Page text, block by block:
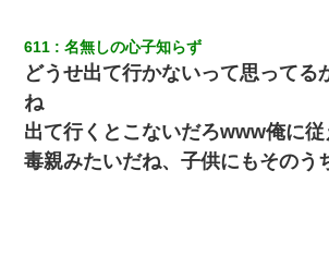
611 名無しの心子知らず
どうせ出て行かないって思ってる
ね
出て行くとこないだろwww俺に
毒親みたいだね、子供にもそのう